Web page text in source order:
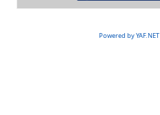
Powered by YAF.NET